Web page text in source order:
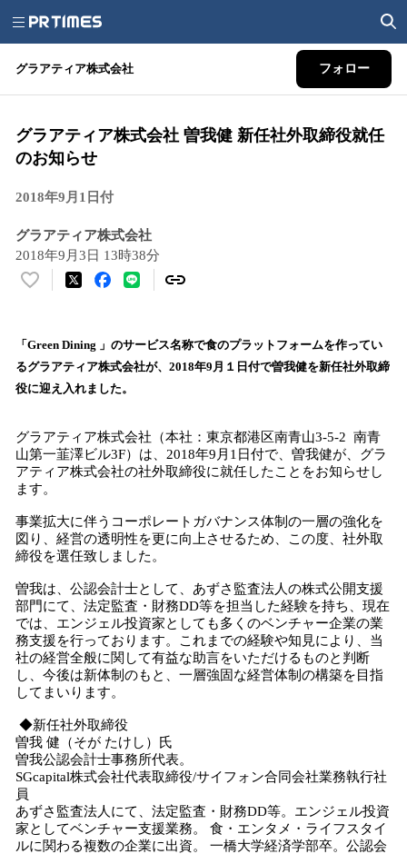
グラアティア株式会社 フォロー
グラアティア株式会社 曽我健 新任社外取締役就任
のお知らせ
2018年9月1日付
グラアティア株式会社
2018年9月3日 13時38分
い
！
数
を
込
み
中
で
す
「Green Dining 」のサービス名称で食のプラットフォームを作ってい
るグラアティア株式会社が、2018年9月１日付で曽我健を新任社外取締
役に迎え入れました。
グラアティア株式会社（本社：東京都港区南青山3-5-2 南青
山第一韮澤ビル3F）は、2018年9月1日付で、曽我健が、グラ
アティア株式会社の社外取締役に就任したことをお知らせし
ます。
事業拡大に伴うコーポレートガバナンス体制の一層の強化を
図り、経営の透明性を更に向上させるため、この度、社外取
締役を選任致しました。
曽我は、公認会計士として、あずさ監査法人の株式公開支援
部門にて、法定監査・財務DD等を担当した経験を持ち、現在
では、エンジェル投資家としても多くのベンチャー企業の業
務支援を行っております。これまでの経験や知見により、当
社の経営全般に関して有益な助言をいただけるものと判断
し、今後は新体制のもと、一層強固な経営体制の構築を目指
してまいります。
◆新任社外取締役
曽我 健（そが たけし）氏
曽我公認会計士事務所代表。
SGcapital株式会社代表取締役/サイフォン合同会社業務執行社
員
あずさ監査法人にて、法定監査・財務DD等。エンジェル投資
家としてベンチャー支援業務。 食・エンタメ・ライフスタイ
ルに関わる複数の企業に出資。 一橋大学経済学部卒。公認会